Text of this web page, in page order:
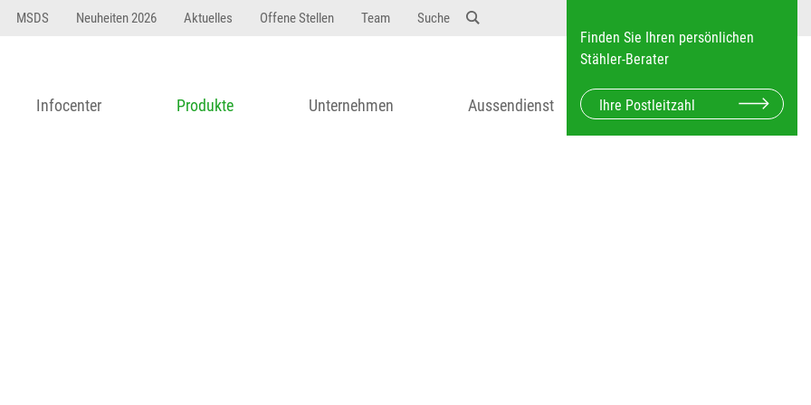
MSDS Neuheiten 2026 Aktuelles Offene Stellen Team Suche
Finden Sie Ihren persönlichen
Stähler-Berater
Infocenter Produkte Unternehmen Aussendienst
asdfW134 245 34" string(62) "Test 12 {FONT:12} Dosierungen: test 123 dfasdf asdfW134 245 34"